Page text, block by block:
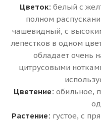
Цветок: белый с
полном
чашевидный, с
лепестков в одном
обладает очень
цитрусовыми
Цветение: обильное,
Растение: густое, с